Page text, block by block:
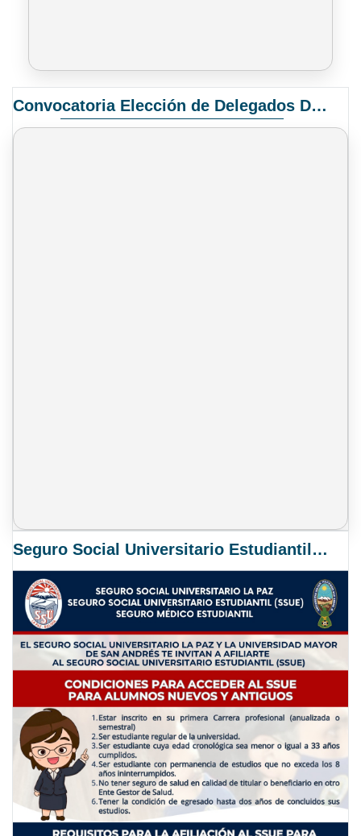
Convocatoria Elección de Delegados Docentes para el XIV Congreso Nacional de Universidades
Seguro Social Universitario Estudiantil SSUE